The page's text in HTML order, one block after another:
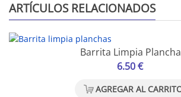
ARTÍCULOS RELACIONADOS
Barrita Limpia
6.50 €
AGREGAR AL